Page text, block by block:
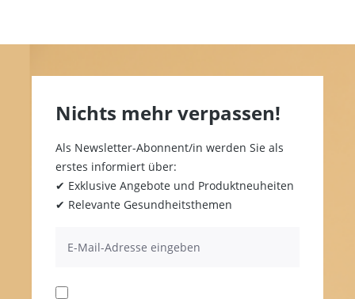
Nichts mehr verpassen!
Als Newsletter-Abonnent/in werden Sie als
erstes informiert über:
✔ Exklusive Angebote und Produktneuheiten
✔ Relevante Gesundheitsthemen